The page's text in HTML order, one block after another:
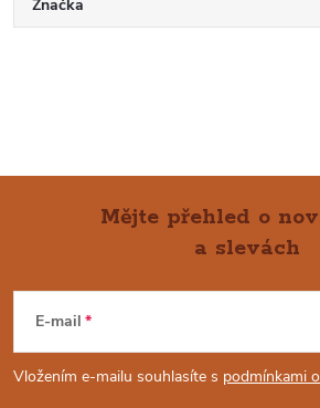
Značka
P
Mějte přehled o
a slevách
E-mail
Vložením e-mailu souhlasíte s podmínkami